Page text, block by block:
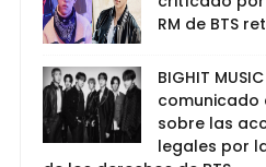
RM de BTS
BIGHIT
comunicado
sobre las
legales por